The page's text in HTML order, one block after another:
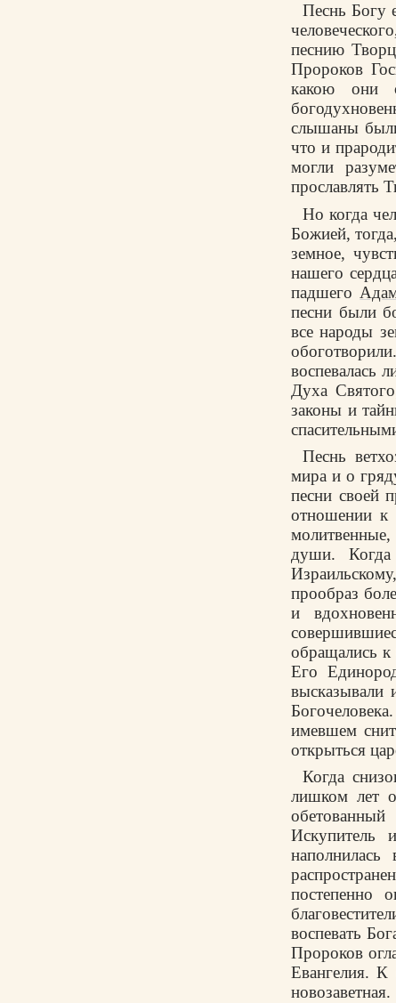
Песнь Богу
песнию
Пророков
какою они
слышаны
что и
могли
прославлять
Но когда
Божией,
земное,
нашего
падшего
песни были
все народы
воспевалась
Духа
законы и
Песнь
мира и о
песни своей
отношении
души. Когда
прообраз
и
обращались к
Его
имевшем
открыться
Когда
лишком лет
Искупитель
постепенно
воспевать
Пророков
Евангелия. К
новозаветная.